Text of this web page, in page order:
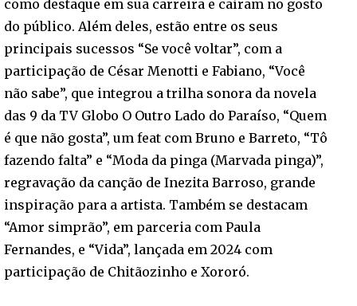
como destaque em sua carreira e caíram no gosto
do público. Além deles, estão entre os seus
principais sucessos “Se você voltar”, com a
participação de César Menotti e Fabiano, “Você
não sabe”, que integrou a trilha sonora da novela
das 9 da TV Globo O Outro Lado do Paraíso, “Quem
é que não gosta”, um feat com Bruno e Barreto, “Tô
fazendo falta” e “Moda da pinga (Marvada pinga)”,
regravação da canção de Inezita Barroso, grande
inspiração para a artista. Também se destacam
“Amor simprão”, em parceria com Paula
Fernandes, e “Vida”, lançada em 2024 com
participação de Chitãozinho e Xororó.